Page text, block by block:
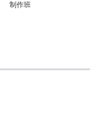
制作班